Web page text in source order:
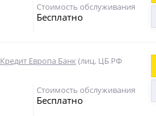
Стоимость обслуживания
Бесплатно
Кредит Европа Банк (лиц. ЦБ РФ
Стоимость обслуживания
Бесплатно